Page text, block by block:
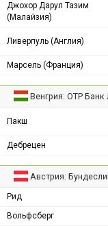
Джохор Дарул Тазим
(Малайзия)
Ливерпуль (Англия)
Марсель (Франция)
Венгрия: ОТР Банк
Пакш
Дебрецен
Австрия:
Рид
Вольфсберг